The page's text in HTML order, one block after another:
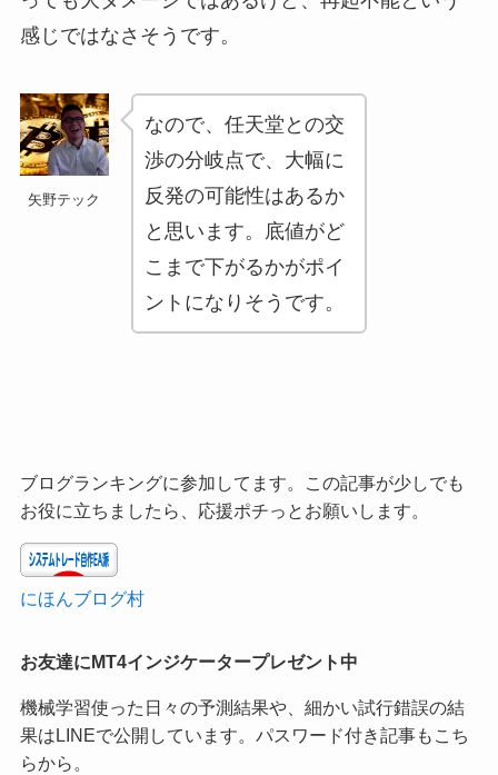
感じではなさそうです。
矢野テック
なので、任天堂との交
渉の分岐点で、大幅に
反発の可能性はあるか
と思います。底値がど
こまで下がるかがポイ
ントになりそうです。
ブログランキングに参加してます。この記事が少しでも
お役に立ちましたら、応援ポチっとお願いします。
にほんブログ村
お友達にMT4インジケータープレゼント中
機械学習使った日々の予測結果や、細かい試行錯誤の結
果はLINEで公開しています。パスワード付き記事もこち
らから。